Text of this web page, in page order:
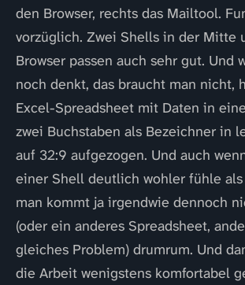
den Browser, rechts das Mailtool.
vorzüglich. Zwei Shells in der Mitte
Browser passen auch sehr gut. Und
noch denkt, das braucht man nicht,
Excel-Spreadsheet mit Daten in
zwei Buchstaben als Bezeichner in
auf 32:9 aufgezogen. Und auch
einer Shell deutlich wohler fühle
man kommt ja irgendwie dennoch
(oder ein anderes Spreadsheet,
gleiches Problem) drumrum. Und
die Arbeit wenigstens komfortabel